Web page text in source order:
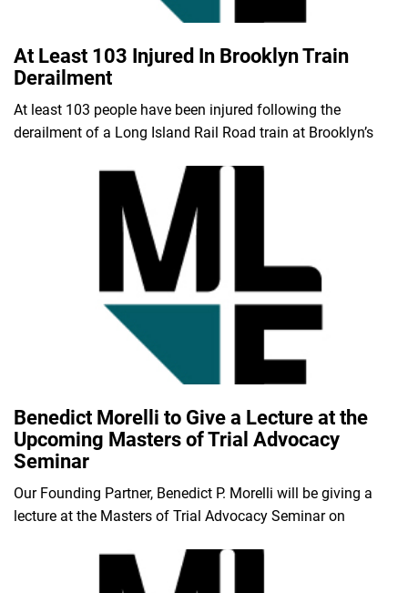
At Least 103 Injured In Brooklyn Train
Derailment
At least 103 people have been injured following the
derailment of a Long Island Rail Road train at Brooklyn’s
Benedict Morelli to Give a Lecture at the
Upcoming Masters of Trial Advocacy
Seminar
Our Founding Partner, Benedict P. Morelli will be giving a
lecture at the Masters of Trial Advocacy Seminar on